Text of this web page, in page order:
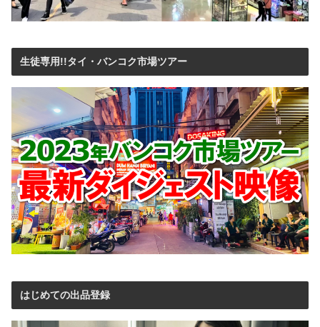
生徒専用!!タイ・バンコク市場ツアー
はじめての出品登録